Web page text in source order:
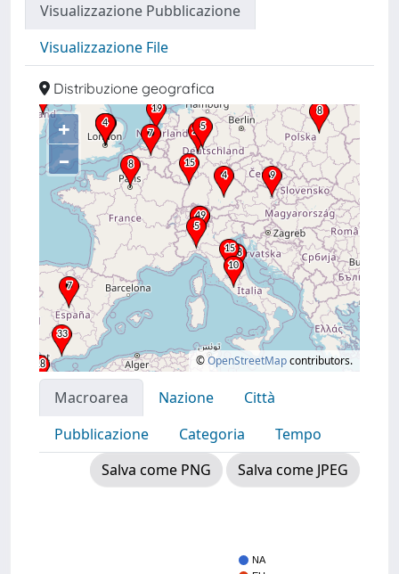
Visualizzazione Pubblicazione
Visualizzazione File
Distribuzione geografica
+
–
©OpenStreetMapcontributors.
Macroarea Nazione
Città
Pubblicazione
Categoria
Tempo
Salva come PNG
Salva come JPEG
NA